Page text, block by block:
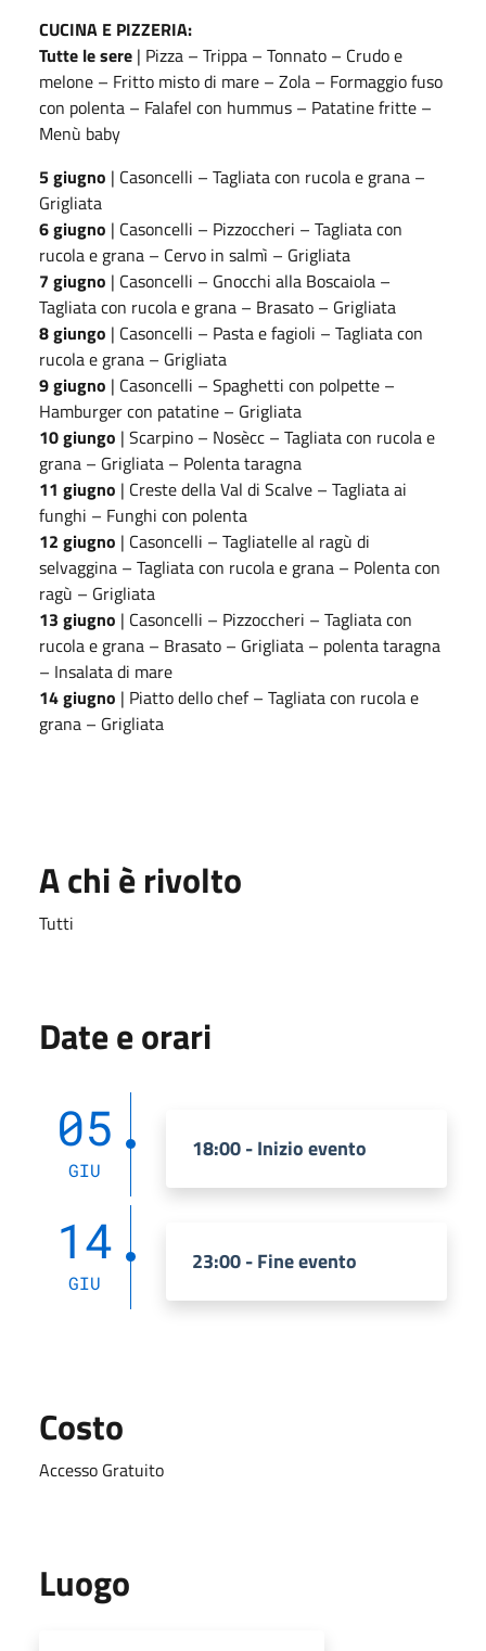
CUCINA E PIZZERIA:
Tutte le sere | Pizza – Trippa – Tonnato – Crudo e
melone – Fritto misto di mare – Zola – Formaggio fuso
con polenta – Falafel con hummus – Patatine fritte –
Menù baby
5 giugno | Casoncelli – Tagliata con rucola e grana –
Grigliata
6 giugno | Casoncelli – Pizzoccheri – Tagliata con
rucola e grana – Cervo in salmì – Grigliata
7 giugno | Casoncelli – Gnocchi alla Boscaiola –
Tagliata con rucola e grana – Brasato – Grigliata
8 giungo | Casoncelli – Pasta e fagioli – Tagliata con
rucola e grana – Grigliata
9 giugno | Casoncelli – Spaghetti con polpette –
Hamburger con patatine – Grigliata
10 giungo | Scarpino – Nosècc – Tagliata con rucola e
grana – Grigliata – Polenta taragna
11 giugno | Creste della Val di Scalve – Tagliata ai
funghi – Funghi con polenta
12 giugno | Casoncelli – Tagliatelle al ragù di
selvaggina – Tagliata con rucola e grana – Polenta con
ragù – Grigliata
13 giugno | Casoncelli – Pizzoccheri – Tagliata con
rucola e grana – Brasato – Grigliata – polenta taragna
– Insalata di mare
14 giugno | Piatto dello chef – Tagliata con rucola e
grana – Grigliata
A chi è rivolto
Tutti
Date e orari
05
GIU
18:00 - Inizio evento
14
GIU
23:00 - Fine evento
Costo
Accesso Gratuito
Luogo